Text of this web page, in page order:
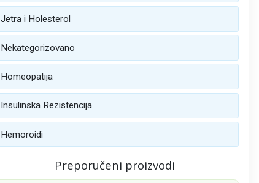
Jetra i Holesterol
Nekategorizovano
Homeopatija
Insulinska Rezistencija
Hemoroidi
Preporučeni proizvodi